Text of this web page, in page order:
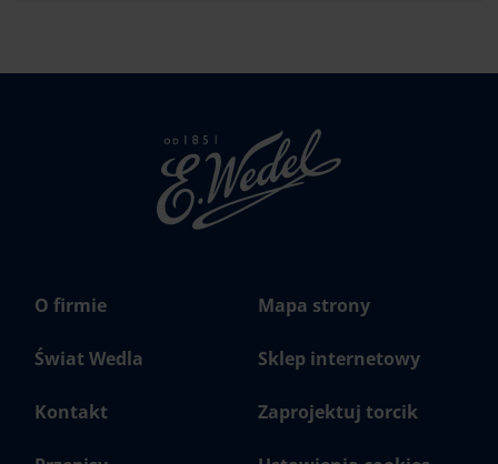
Strona
głowna
Wedel.pl
O firmie
Świat Wedla
Kontakt
Mapa strony
Sklep internetowy
Zaprojektuj torcik